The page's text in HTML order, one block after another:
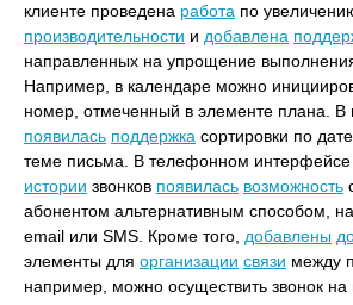
клиенте проведена работа по
производительности и добавлена
направленных на упрощение
Например, в календаре можно
номер, отмеченный в элементе плана. В
появилась поддержка сортировки по
теме письма. В телефонном
истории звонков появилась возможность
абонентом альтернативным способом,
email или SMS. Кроме того, добавлены
элементы для организации связи между
например, можно осуществить звонок